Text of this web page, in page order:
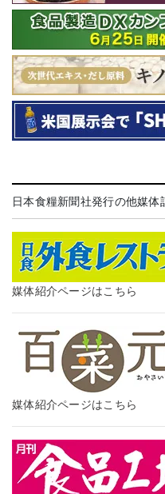
日本食糧新聞社発行の他媒体
媒体紹介ページはこちら
媒体紹介ページはこちら